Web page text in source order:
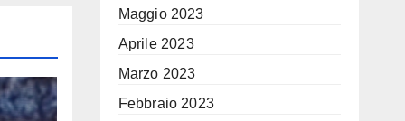
Maggio 2023
Aprile 2023
Marzo 2023
Febbraio 2023